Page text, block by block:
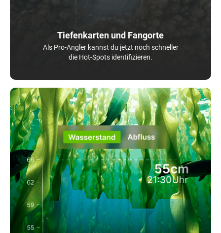
Tiefenkarten und Fangorte
Als Pro-Angler kannst du jetzt noch schneller
die Hot-Spots identifizieren.